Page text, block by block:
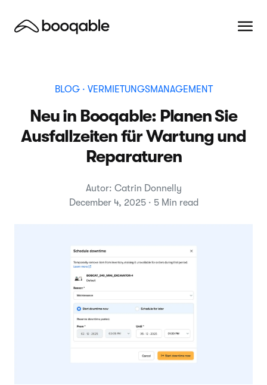
BLOG· VERMIETUNGSMANAGEMENT
Neu in Booqable: Planen Sie
Ausfallzeiten für Wartung und
Reparaturen
Autor: Catrin Donnelly
December 4, 2025 · 5 Min read